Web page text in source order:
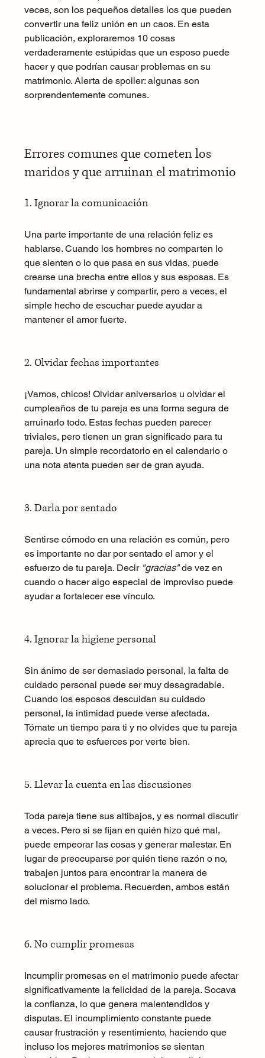
veces, son los pequeños detalles los que pueden
convertir una feliz unión en un caos. En esta
publicación, exploraremos 10 cosas
verdaderamente estúpidas que un esposo puede
hacer y que podrían causar problemas en su
matrimonio. Alerta de spoiler: algunas son
sorprendentemente comunes.
Errores comunes que cometen los
maridos y que arruinan el matrimonio
1. Ignorar la comunicación
Una parte importante de una relación feliz es
hablarse. Cuando los hombres no comparten lo
que sienten o lo que pasa en sus vidas, puede
crearse una brecha entre ellos y sus esposas. Es
fundamental abrirse y compartir, pero a veces, el
simple hecho de escuchar puede ayudar a
mantener el amor fuerte.
2. Olvidar fechas importantes
¡Vamos, chicos! Olvidar aniversarios u olvidar el
cumpleaños de tu pareja es una forma segura de
arruinarlo todo. Estas fechas pueden parecer
triviales, pero tienen un gran significado para tu
pareja. Un simple recordatorio en el calendario o
una nota atenta pueden ser de gran ayuda.
3. Darla por sentado
Sentirse cómodo en una relación es común, pero
es importante no dar por sentado el amor y el
esfuerzo de tu pareja. Decir "gracias" de vez en
cuando o hacer algo especial de improviso puede
ayudar a fortalecer ese vínculo.
4. Ignorar la higiene personal
Sin ánimo de ser demasiado personal, la falta de
cuidado personal puede ser muy desagradable.
Cuando los esposos descuidan su cuidado
personal, la intimidad puede verse afectada.
Tómate un tiempo para ti y no olvides que tu pareja
aprecia que te esfuerces por verte bien.
5. Llevar la cuenta en las discusiones
Toda pareja tiene sus altibajos, y es normal discutir
a veces. Pero si se fijan en quién hizo qué mal,
puede empeorar las cosas y generar malestar. En
lugar de preocuparse por quién tiene razón o no,
trabajen juntos para encontrar la manera de
solucionar el problema. Recuerden, ambos están
del mismo lado.
6. No cumplir promesas
Incumplir promesas en el matrimonio puede afectar
significativamente la felicidad de la pareja. Socava
la confianza, lo que genera malentendidos y
disputas. El incumplimiento constante puede
causar frustración y resentimiento, haciendo que
incluso los mejores matrimonios se sientan